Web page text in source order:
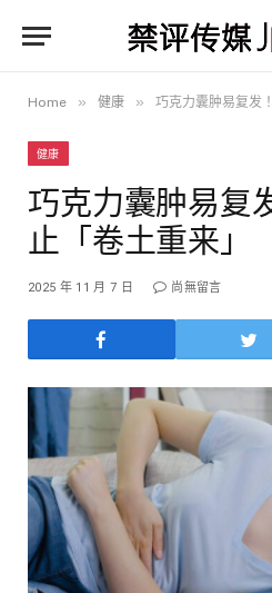
Home » 健康 » 巧克力囊肿易复发
健康
巧克力囊肿易复
止「卷土重来」
2025 年 11 月 7 日 尚無留言